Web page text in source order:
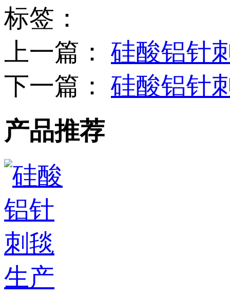
标签：
上一篇： 硅酸铝针
下一篇： 硅酸铝针
产品推荐